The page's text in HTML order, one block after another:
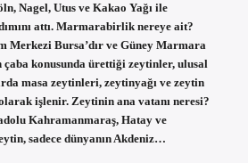
Nagel, Utus ve Kakao Yağı ile
attı. Marmarabirlik nereye ait?
Bursa’dır ve Güney Marmara
konusunda ürettiği zeytinler, ulusal
masa zeytinleri, zeytinyağı ve zeytin
işlenir. Zeytinin ana vatanı neresi?
Kahramanmaraş, Hatay ve
sadece dünyanın Akdeniz…